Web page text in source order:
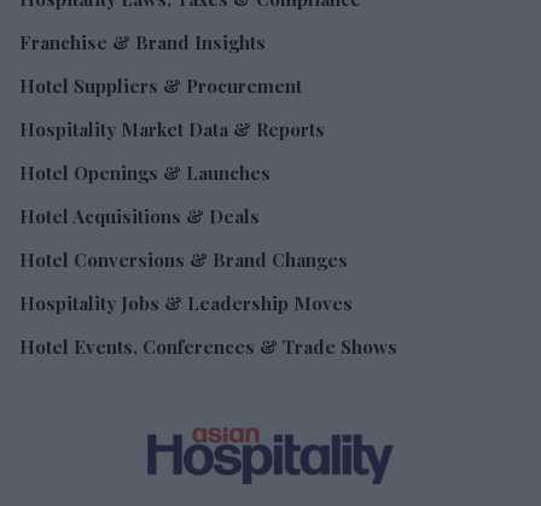
Franchise & Brand Insights
Hotel Suppliers & Procurement
Hospitality Market Data & Reports
Hotel Openings & Launches
Hotel Acquisitions & Deals
Hotel Conversions & Brand Changes
Hospitality Jobs & Leadership Moves
Hotel Events, Conferences & Trade Shows